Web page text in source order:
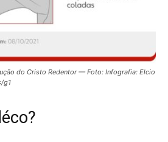
do Cristo Redentor — Foto: Infografia: Elcio
g1